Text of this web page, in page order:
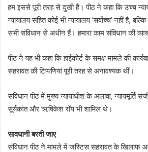
हम इससे पूरी तरह से दुखी हैं। पीठ ने कहा कि उच्च
न्यायालय सहित कोई भी न्यायालय ‘सर्वोच्च’ नहीं है,
सभी संविधान से अधीन हैं। हमारा काम संविधान की
पीठ ने यह भी कहा कि हाईकोर्ट के समक्ष मामले की
सहरावत की टिप्पणियां पूरी तरह से अनावश्यक थीं।
संविधान पीठ में मुख्य न्यायाधीश के अलावा, न्यायमूर्ति
सूर्यकांत और ऋषिकेश रॉय भी शामिल थे।
सावधानी बरती जाए
संविधान पीठ ने मामले में जस्टिस सहरावत के खिलाफ